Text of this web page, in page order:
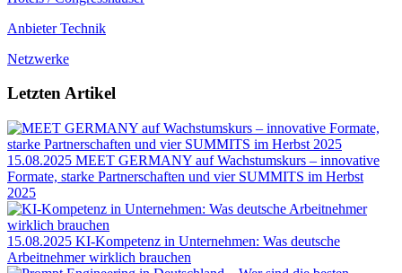
Anbieter Technik
Netzwerke
Letzten Artikel
15.08.2025 MEET GERMANY auf Wachstumskurs – innovative
Formate, starke Partnerschaften und vier SUMMITS im Herbst
2025
15.08.2025 KI-Kompetenz in Unternehmen: Was deutsche
Arbeitnehmer wirklich brauchen